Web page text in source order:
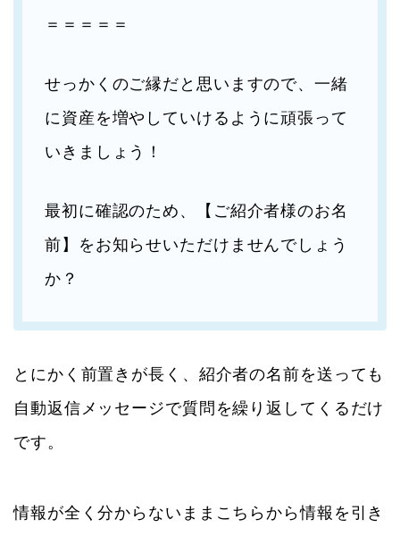
＝＝＝＝＝
せっかくのご縁だと思いますので、一緒
に資産を増やしていけるように頑張って
いきましょう！
最初に確認のため、【ご紹介者様のお名
前】をお知らせいただけませんでしょう
か？
とにかく前置きが長く、紹介者の名前を送っても
自動返信メッセージで質問を繰り返してくるだけ
です。
情報が全く分からないままこちらから情報を引き